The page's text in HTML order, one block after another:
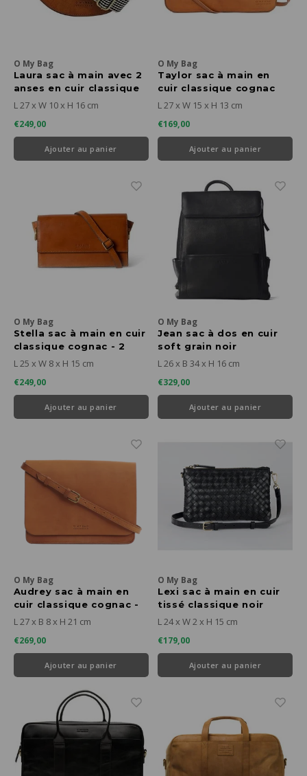
O My Bag
Laura sac à main avec 2
anses en cuir classique
cognac
L 27 x W 10 x H 16 cm
€249,00
Ajouter au panier
O My Bag
Taylor sac à main en
cuir classique cognac
L 27 x W 15 x H 13 cm
€169,00
Ajouter au panier
O My Bag
Stella sac à main en cuir
classique cognac - 2
anses
L 25 x W 8 x H 15 cm
€249,00
Ajouter au panier
O My Bag
Jean sac à dos en cuir
soft grain noir
L 26 x B 34 x H 16 cm
€329,00
Ajouter au panier
O My Bag
Audrey sac à main en
cuir classique cognac -
2 anses
L 27 x B 8 x H 21 cm
€269,00
Ajouter au panier
O My Bag
Lexi sac à main en cuir
tissé classique noir
L 24 x W 2 x H 15 cm
€179,00
Ajouter au panier